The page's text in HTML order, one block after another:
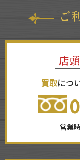
ご
店
買取につ
営業